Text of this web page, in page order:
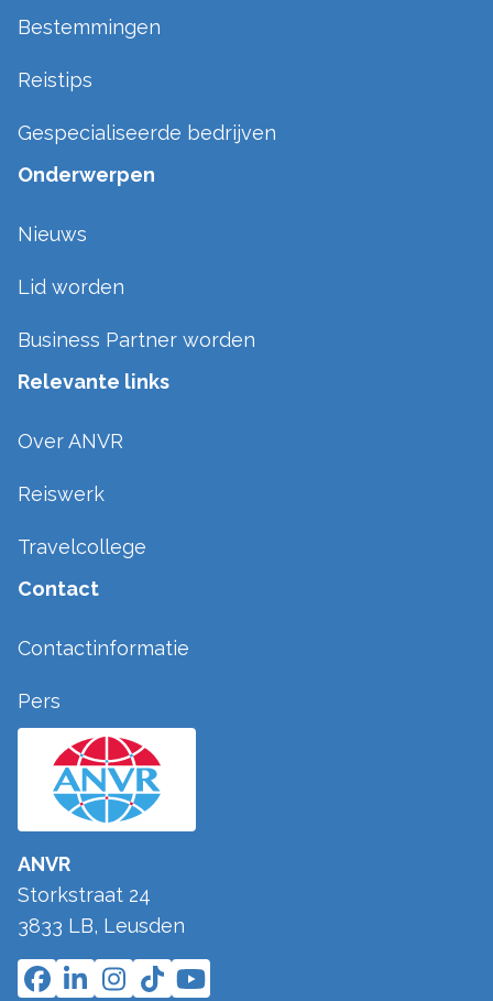
ANVR
Storkstraat 24
3833 LB, Leusden
Bestemmingen
Reistips
Gespecialiseerde bedrijven
Onderwerpen
Nieuws
Lid worden
Business Partner worden
Relevante links
Over ANVR
Reiswerk
Travelcollege
Contact
Contactinformatie
Pers